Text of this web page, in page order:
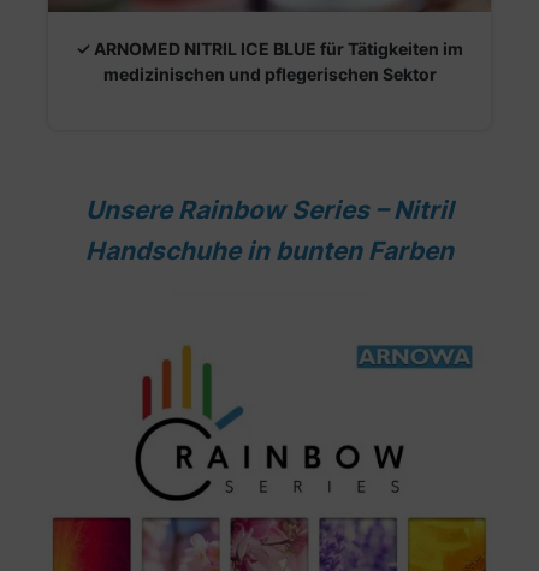
✓ ARNOMED NITRIL ICE BLUE für Tätigkeiten im
medizinischen und pflegerischen Sektor
Unsere Rainbow Series – Nitril
Handschuhe in bunten Farben